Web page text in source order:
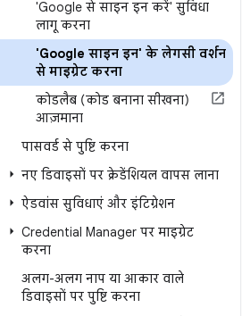
'Google से साइन इन करें' सुविधा
लागू करना
'Google साइन इन' के लेगसी वर्शन
से माइग्रेट करना
कोडलैब (कोड बनाना सीखना)
आज़माना
पासवर्ड से पुष्टि करना
नए डिवाइसों पर क्रेडेंशियल वापस लाना
ऐडवांस सुविधाएं और इंटिग्रेशन
Credential Manager पर माइग्रेट
करना
अलग-अलग नाप या आकार वाले
डिवाइसों पर पुष्टि करना